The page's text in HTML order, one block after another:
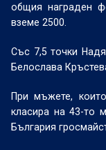
общия награден
вземе 2500.
Със 7,5 точки
Белослава
При мъжете,
класира на 43-то
България